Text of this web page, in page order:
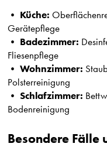
• Küche:
Gerätepflege
• Badezimmer:
Fliesenpflege
•Wohnzimmer:
Polsterreinigung
•Schlafzimmer:
Bodenreinigung
Besondere Fälle